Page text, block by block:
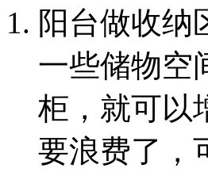
阳台做收纳
一些储物空
柜，就可以
要浪费了，